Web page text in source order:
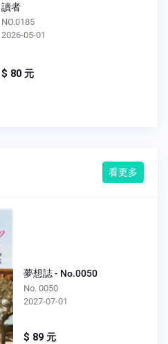
讀者
NO.0184
2026-04-01
$ 80 元
看更多
夢想誌 - No.0050
No. 0050
2027-07-01
$ 89 元